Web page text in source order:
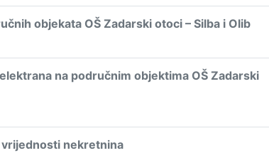
objekata OŠ Zadarski otoci – Silba i Olib
na područnim objektima OŠ Zadarski
nekretnina